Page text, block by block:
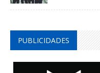
PUBLICIDADES